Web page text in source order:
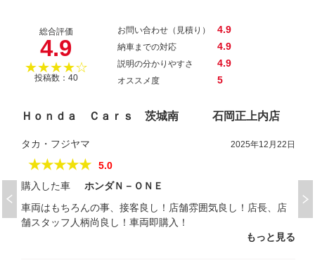
総合評価
4.9
★★★★☆
投稿数：40
お問い合わせ（見積り） 4.9
納車までの対応 4.9
説明の分かりやすさ 4.9
オススメ度 5
Ｈｏｎｄａ Ｃａｒｓ 茨城南 石岡正上内店
タカ・フジヤマ 2025年12月22日
★★★★★
5.0
購入した車
ホンダＮ－ＯＮＥ
車両はもちろんの事、接客良し！店舗雰囲気良し！店長、店
舗スタッフ人柄尚良し！車両即購入！
もっと見る